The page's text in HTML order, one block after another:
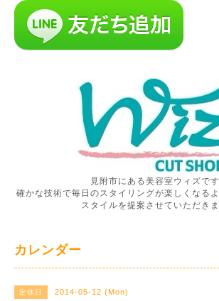
見附市にある美容室ウィズです
確かな技術で毎日のスタイリングが楽しくなる
スタイルを提案させていただきま
カレンダー
定休日 2014-05-12 (Mon)